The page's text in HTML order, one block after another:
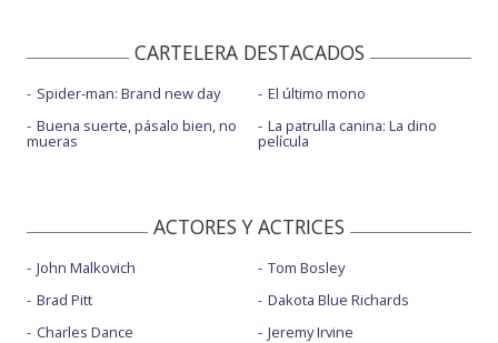
CARTELERA DESTACADOS
Spider-man: Brand new day
Buena suerte, pásalo bien, no
mueras
El último mono
La patrulla canina: La dino
película
ACTORES Y ACTRICES
John Malkovich
Brad Pitt
Charles Dance
Tom Bosley
Dakota Blue Richards
Jeremy Irvine